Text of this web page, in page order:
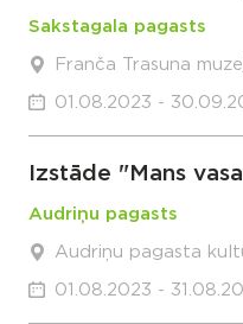
Sakstagala pagasts
Franča Trasuna
01.08.2023 -
Izstāde "Mans
Audriņu pagasts
Audriņu pagasta
01.08.2023 -